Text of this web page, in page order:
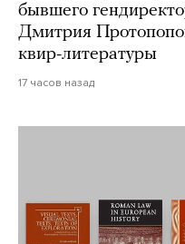
бывшего
Дмитрия
квир-литературы
17 часов назад